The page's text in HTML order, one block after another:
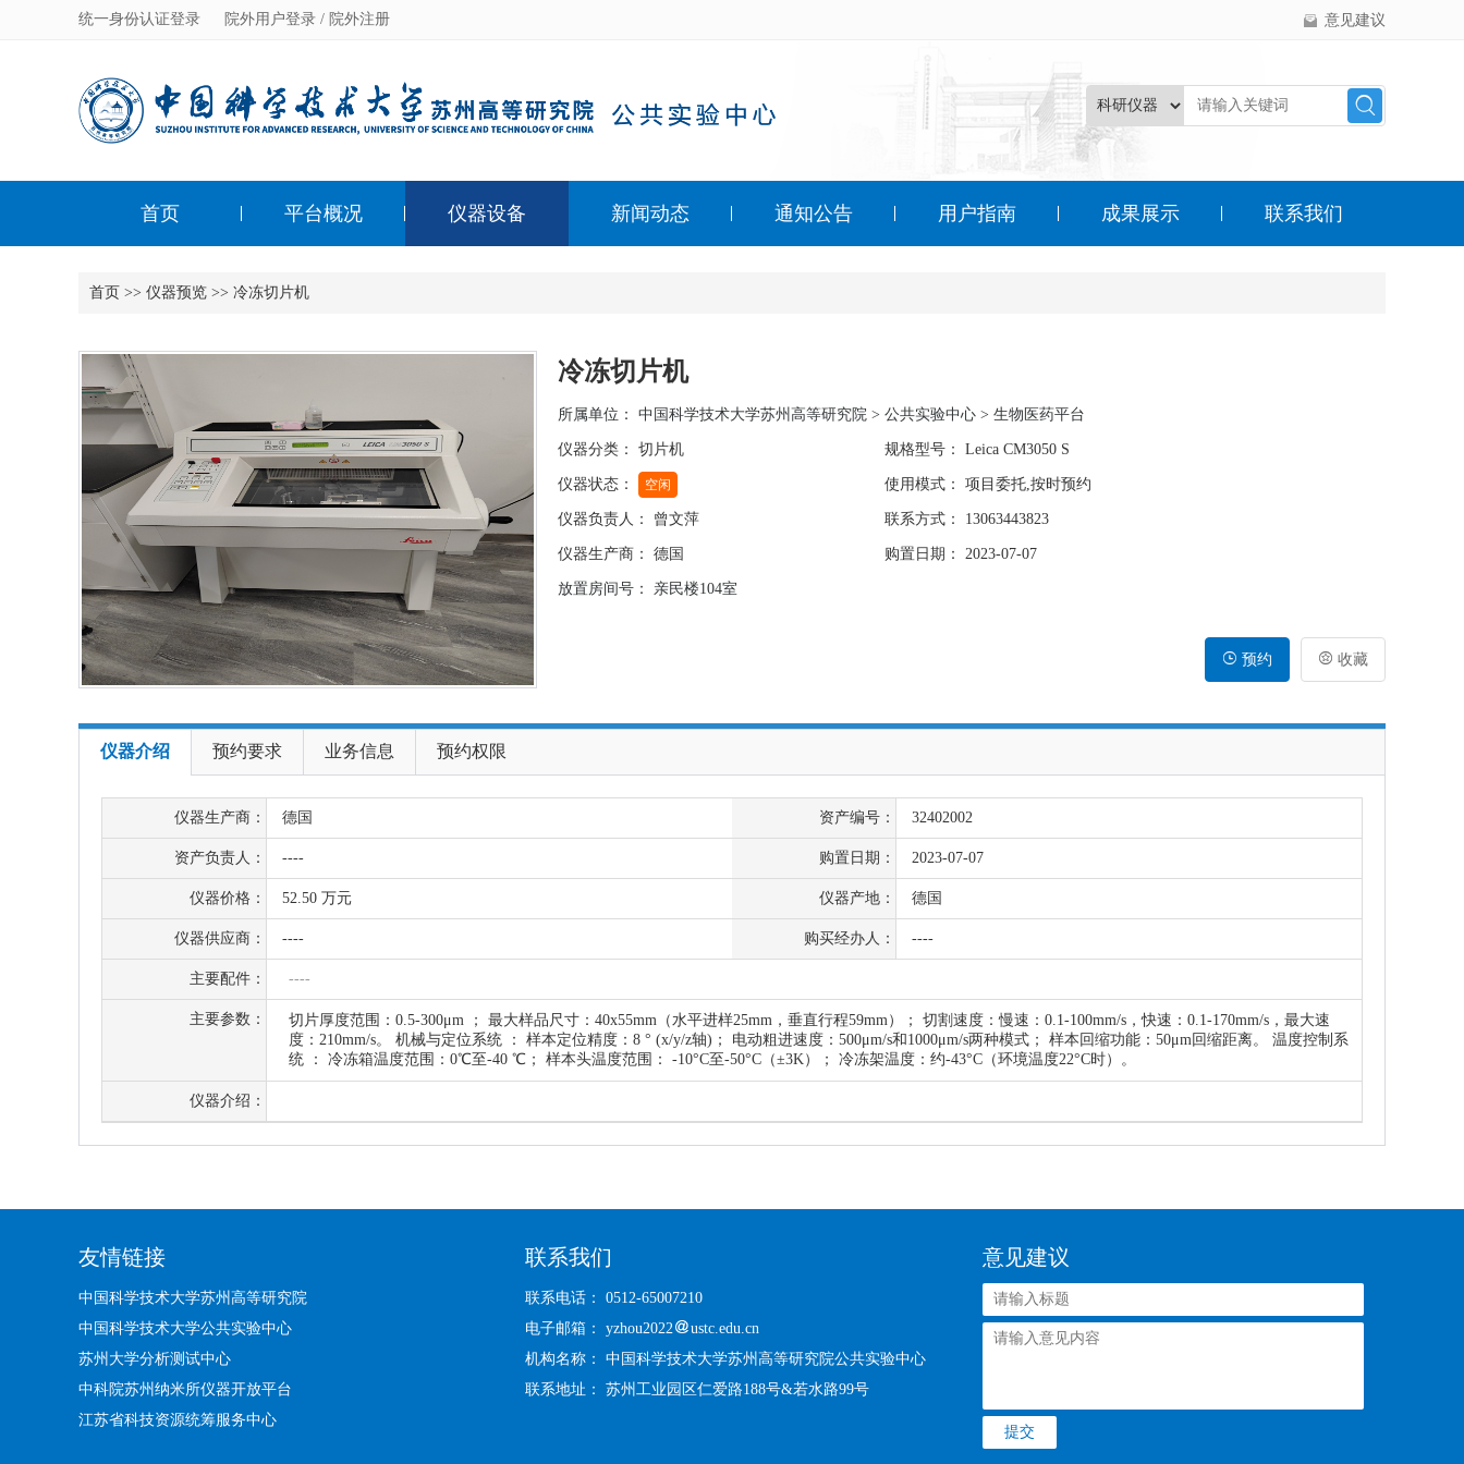
意见建议
统一身份认证登录 院外用户登录 / 院外注册
首页 平台概况 仪器设备 新闻动态 通知公告 用户指南 成果展示 联系我们
首页 >> 仪器预览 >> 冷冻切片机
冷冻切片机
所属单位： 中国科学技术大学苏州高等研究院 > 公共实验中心 > 生物医药平台
仪器分类： 切片机 规格型号： Leica CM3050 S
仪器状态： 空闲 使用模式： 项目委托,按时预约
仪器负责人： 曾文萍 联系方式： 13063443823
仪器生产商： 德国 购置日期： 2023-07-07
放置房间号： 亲民楼104室
 收藏
 预约
仪器介绍 预约要求 业务信息 预约权限
仪器生产商： 德国 资产编号： 32402002
资产负责人： ---- 购置日期： 2023-07-07
仪器价格： 52.50 万元 仪器产地： 德国
仪器供应商： ---- 购买经办人： ----
主要配件： ----
主要参数：
切片厚度范围：0.5-300μm ； 最大样品尺寸：40x55mm（水平进样25mm，垂直行程59mm）； 切割速度：慢速：0.1-100mm/s，快速：0.1-170mm/s，最大速
度：210mm/s。 机械与定位系统 ： 样本定位精度：8 ° (x/y/z轴)； 电动粗进速度：500μm/s和1000μm/s两种模式； 样本回缩功能：50μm回缩距离。 温度控制系
统 ： 冷冻箱温度范围：0℃至-40 ℃； 样本头温度范围： -10°C至-50°C（±3K）； 冷冻架温度：约-43°C（环境温度22°C时）。
仪器介绍：
友情链接
中国科学技术大学苏州高等研究院
中国科学技术大学公共实验中心
苏州大学分析测试中心
中科院苏州纳米所仪器开放平台
江苏省科技资源统筹服务中心
联系我们
联系电话： 0512-65007210
电子邮箱： yzhou2022
ustc.edu.cn
机构名称： 中国科学技术大学苏州高等研究院公共实验中心
联系地址： 苏州工业园区仁爱路188号&若水路99号
意见建议